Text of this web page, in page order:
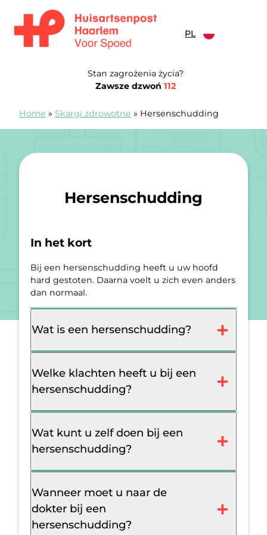
PL
Stan zagrożenia życia?
Zawsze dzwoń 112
Home » Skargi zdrowotne » Hersenschudding
Hersenschudding
In het kort
Bij een hersenschudding heeft u uw hoofd
hard gestoten. Daarna voelt u zich even anders
dan normaal.
Wat is een hersenschudding?
Welke klachten heeft u bij een
hersenschudding?
Wat kunt u zelf doen bij een
hersenschudding?
Wanneer moet u naar de
dokter bij een
hersenschudding?